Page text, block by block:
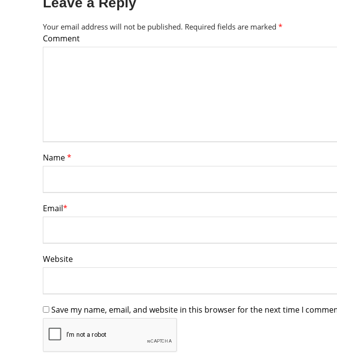
Your email address will not be published. Required fields are marked *
Comment
Name*
Email*
Website
Save my name, email, and website in this browser for the next time I